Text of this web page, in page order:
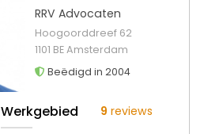
RRV Advocaten
Hoogoorddreef 62
1101 BE Amsterdam
Beëdigd in 2004
Werkgebied 9 reviews